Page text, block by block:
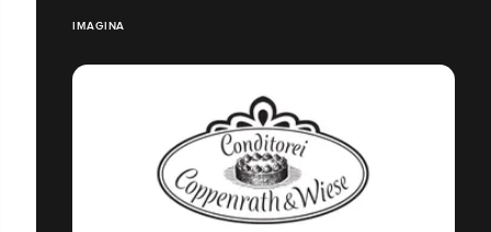
IMAGINA